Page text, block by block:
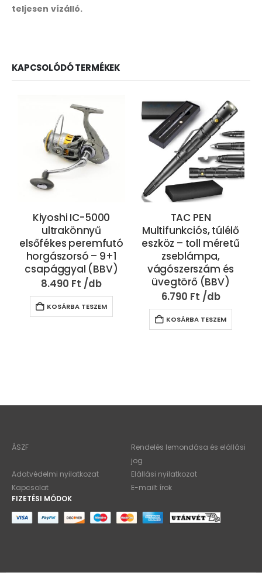
teljesen vízálló.
KAPCSOLÓDÓ TERMÉKEK
Kiyoshi IC-5000
ultrakönnyű
elsőfékes peremfutó
horgászorsó – 9+1
csapággyal (BBV)
8.490 Ft
KOSÁRBA TESZEM
TAC PEN
Multifunkciós, túlélő
eszköz – toll méretű
zseblámpa,
vágószerszám és
üvegtörő (BBV)
6.790 Ft
KOSÁRBA TESZEM
ÁSZF
Rendelés lemondása és elállási
jog
Adatvédelmi nyilatkozat
Elállási nyilatkozat
Kapcsolat
E-mailt írok
FIZETÉSI MÓDOK